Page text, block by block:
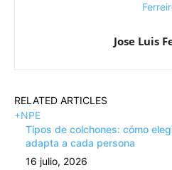
Jose Luis
RELATED ARTICLES
+NPE
Tipos de colchones: cómo
adapta a cada persona
16 julio, 2026